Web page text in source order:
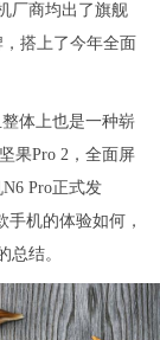
厂商均出了旗舰
搭上了今年全面
体上也是一种崭
果Pro 2，全面屏
Pro正式发
手机的体验如何，
总结。